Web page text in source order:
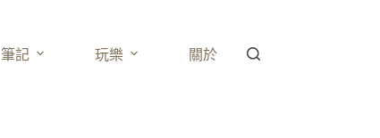
筆記 玩樂 關於